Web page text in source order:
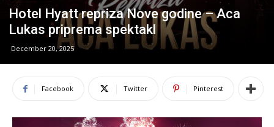
Hotel Hyatt repriza Nove godine – Aca
Lukas priprema spektakl
December 20, 2025
Facebook Twitter Pinterest